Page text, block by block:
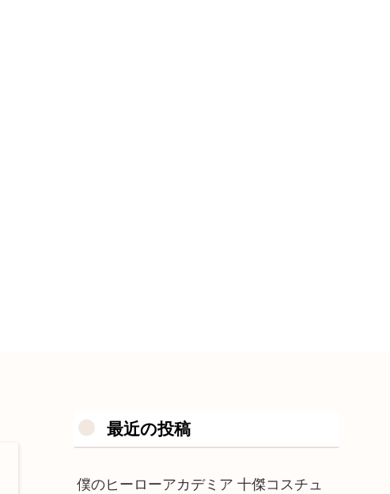
最近の投稿
僕のヒーローアカデミア 十傑コスチュ